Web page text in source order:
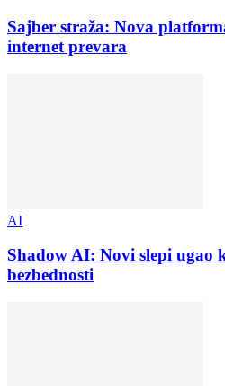
Sajber straža: Nova
internet prevara
AI
Shadow AI: Novi slepi ugao
bezbednosti